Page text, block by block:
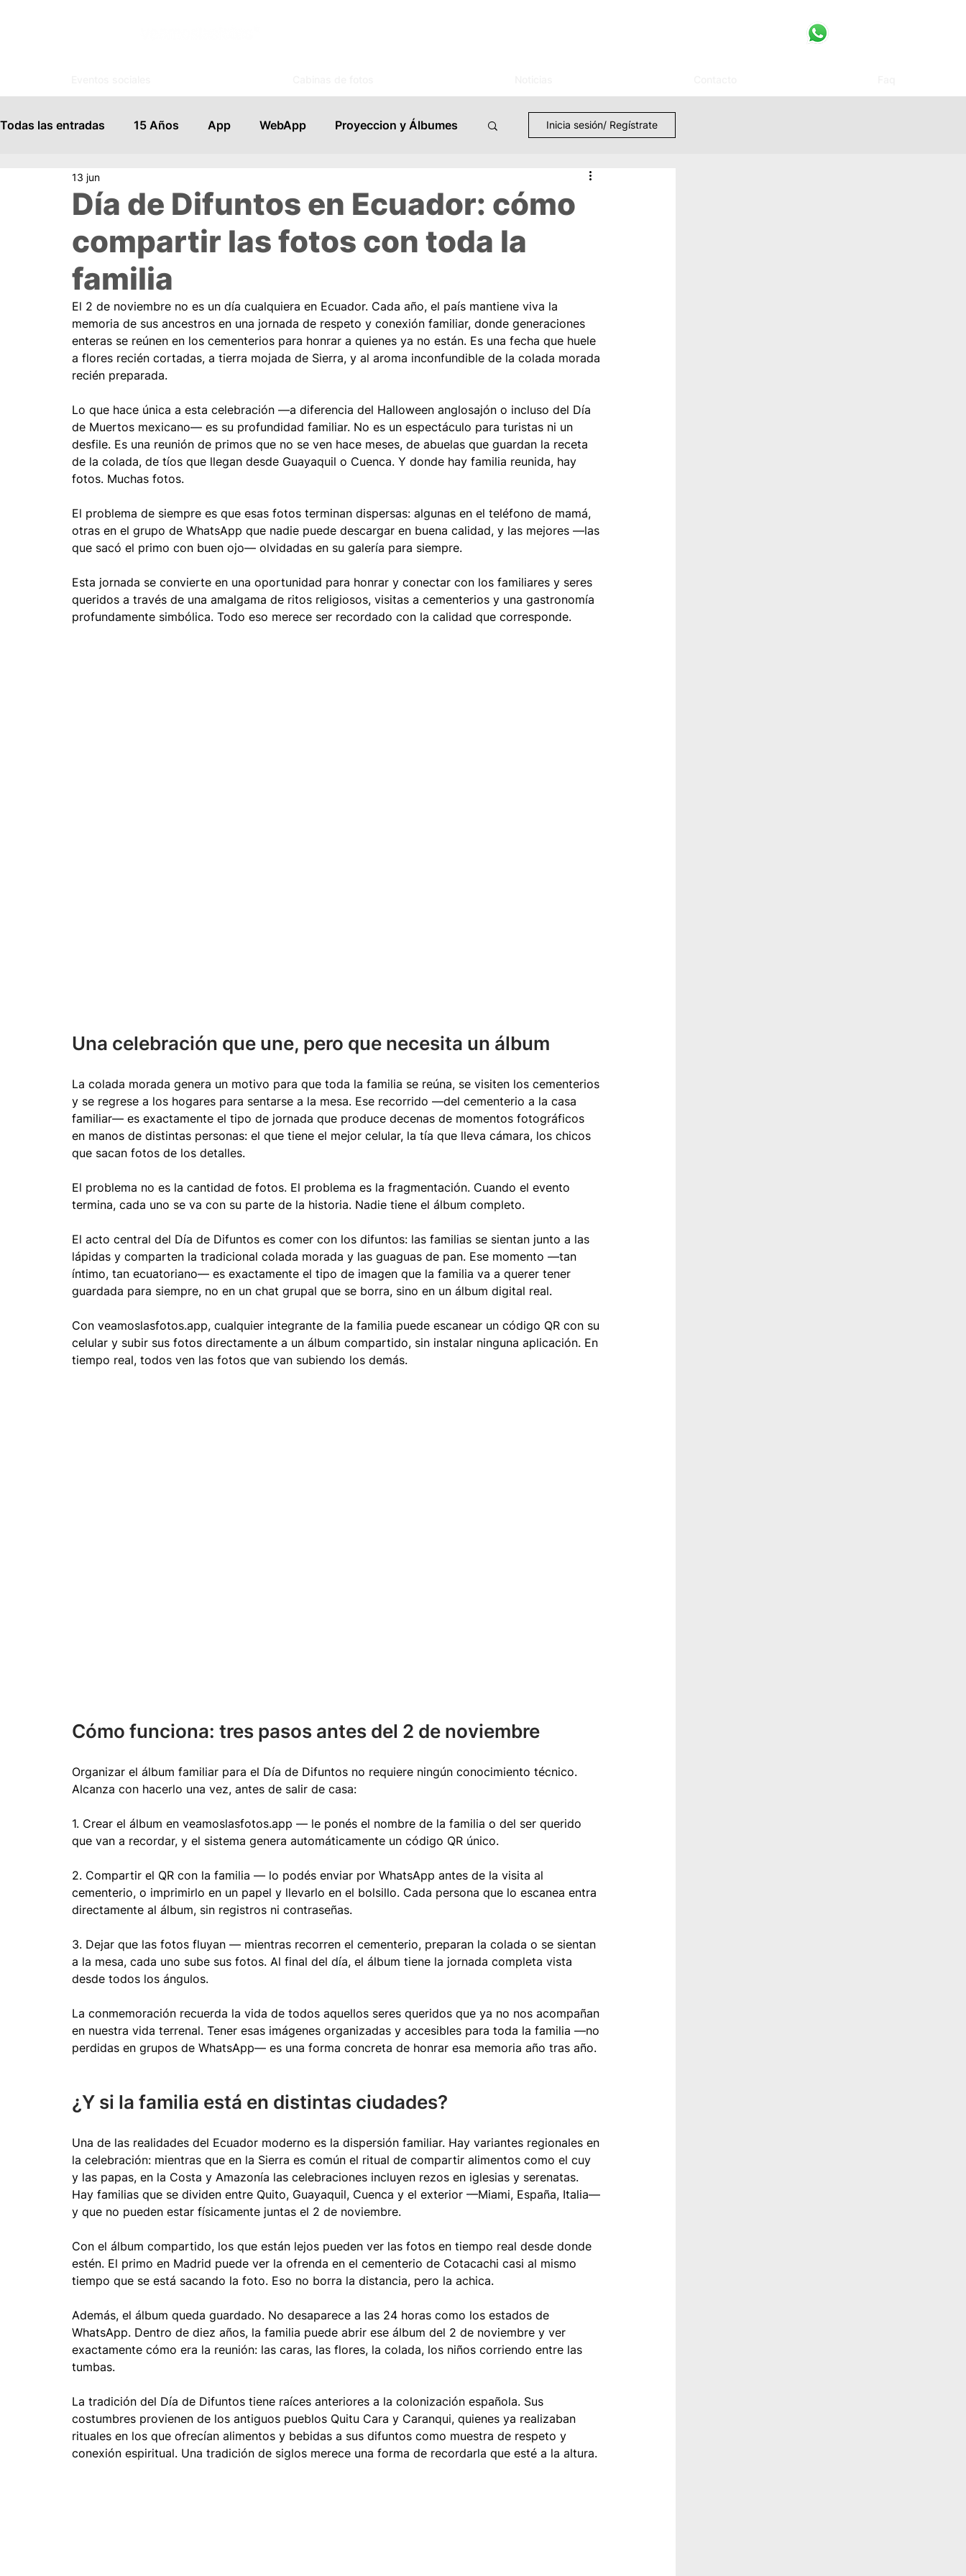
Todas las entradas 15 Años App WebApp Proyeccion y Álbumes
Invitaciones
Profesionales Novedades Tips Bodas Eventos
Encuentra tu mesa
Inicia sesión/ Regístrate
Día de Difuntos en Ecuador: cómo
compartir las fotos con toda la
familia
13 jun
El 2 de noviembre no es un día cualquiera en Ecuador. Cada año, el país mantiene viva la
memoria de sus ancestros en una jornada de respeto y conexión familiar, donde generaciones
enteras se reúnen en los cementerios para honrar a quienes ya no están. Es una fecha que huele
a flores recién cortadas, a tierra mojada de Sierra, y al aroma inconfundible de la colada morada
recién preparada.
Lo que hace única a esta celebración —a diferencia del Halloween anglosajón o incluso del Día
de Muertos mexicano— es su profundidad familiar. No es un espectáculo para turistas ni un
desfile. Es una reunión de primos que no se ven hace meses, de abuelas que guardan la receta
de la colada, de tíos que llegan desde Guayaquil o Cuenca. Y donde hay familia reunida, hay
fotos. Muchas fotos.
El problema de siempre es que esas fotos terminan dispersas: algunas en el teléfono de mamá,
otras en el grupo de WhatsApp que nadie puede descargar en buena calidad, y las mejores —las
que sacó el primo con buen ojo— olvidadas en su galería para siempre.
Esta jornada se convierte en una oportunidad para honrar y conectar con los familiares y seres
queridos a través de una amalgama de ritos religiosos, visitas a cementerios y una gastronomía
profundamente simbólica. Todo eso merece ser recordado con la calidad que corresponde.
Una celebración que une, pero que necesita un álbum
La colada morada genera un motivo para que toda la familia se reúna, se visiten los cementerios
y se regrese a los hogares para sentarse a la mesa. Ese recorrido —del cementerio a la casa
familiar— es exactamente el tipo de jornada que produce decenas de momentos fotográficos
en manos de distintas personas: el que tiene el mejor celular, la tía que lleva cámara, los chicos
que sacan fotos de los detalles.
El problema no es la cantidad de fotos. El problema es la fragmentación. Cuando el evento
termina, cada uno se va con su parte de la historia. Nadie tiene el álbum completo.
El acto central del Día de Difuntos es comer con los difuntos: las familias se sientan junto a las
lápidas y comparten la tradicional colada morada y las guaguas de pan. Ese momento —tan
íntimo, tan ecuatoriano— es exactamente el tipo de imagen que la familia va a querer tener
guardada para siempre, no en un chat grupal que se borra, sino en un álbum digital real.
Con veamoslasfotos.app, cualquier integrante de la familia puede escanear un código QR con su
celular y subir sus fotos directamente a un álbum compartido, sin instalar ninguna aplicación. En
tiempo real, todos ven las fotos que van subiendo los demás.
Cómo funciona: tres pasos antes del 2 de noviembre
Organizar el álbum familiar para el Día de Difuntos no requiere ningún conocimiento técnico.
Alcanza con hacerlo una vez, antes de salir de casa:
1. Crear el álbum en veamoslasfotos.app — le ponés el nombre de la familia o del ser querido
que van a recordar, y el sistema genera automáticamente un código QR único.
2. Compartir el QR con la familia — lo podés enviar por WhatsApp antes de la visita al
cementerio, o imprimirlo en un papel y llevarlo en el bolsillo. Cada persona que lo escanea entra
directamente al álbum, sin registros ni contraseñas.
3. Dejar que las fotos fluyan — mientras recorren el cementerio, preparan la colada o se sientan
a la mesa, cada uno sube sus fotos. Al final del día, el álbum tiene la jornada completa vista
desde todos los ángulos.
La conmemoración recuerda la vida de todos aquellos seres queridos que ya no nos acompañan
en nuestra vida terrenal. Tener esas imágenes organizadas y accesibles para toda la familia —no
perdidas en grupos de WhatsApp— es una forma concreta de honrar esa memoria año tras año.
¿Y si la familia está en distintas ciudades?
Una de las realidades del Ecuador moderno es la dispersión familiar. Hay variantes regionales en
la celebración: mientras que en la Sierra es común el ritual de compartir alimentos como el cuy
y las papas, en la Costa y Amazonía las celebraciones incluyen rezos en iglesias y serenatas.
Hay familias que se dividen entre Quito, Guayaquil, Cuenca y el exterior —Miami, España, Italia—
y que no pueden estar físicamente juntas el 2 de noviembre.
Con el álbum compartido, los que están lejos pueden ver las fotos en tiempo real desde donde
estén. El primo en Madrid puede ver la ofrenda en el cementerio de Cotacachi casi al mismo
tiempo que se está sacando la foto. Eso no borra la distancia, pero la achica.
Además, el álbum queda guardado. No desaparece a las 24 horas como los estados de
WhatsApp. Dentro de diez años, la familia puede abrir ese álbum del 2 de noviembre y ver
exactamente cómo era la reunión: las caras, las flores, la colada, los niños corriendo entre las
tumbas.
La tradición del Día de Difuntos tiene raíces anteriores a la colonización española. Sus
costumbres provienen de los antiguos pueblos Quitu Cara y Caranqui, quienes ya realizaban
rituales en los que ofrecían alimentos y bebidas a sus difuntos como muestra de respeto y
conexión espiritual. Una tradición de siglos merece una forma de recordarla que esté a la altura.